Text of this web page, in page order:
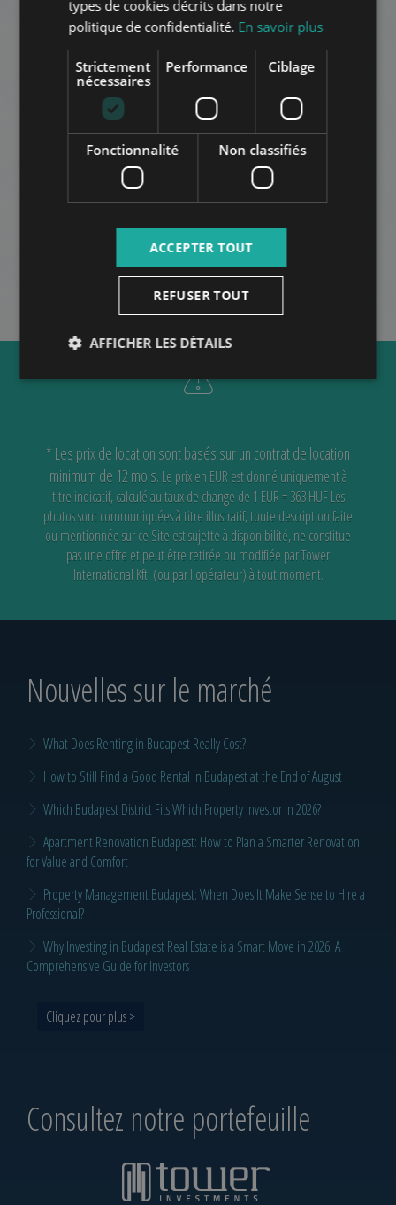
SZALAMANDRA KÖZ
Montant du loyer: 1.016.000 HUF
Quartier 2 • 3 chambres • 126 m
AUTRES
* Les prix de location sont basés sur un contrat de location
minimum de 12 mois. Le prix en EUR est donné uniquement à
titre indicatif, calculé au taux de change de 1 EUR = 363 HUFLes
photos sont communiquées à titre illustratif, toute description faite
ou mentionnée sur ce Site est sujette à disponibilité,ne constitue
pas une offre et peut être retirée ou modifiée par Tower
International Kft. (ou par l'opérateur) à tout moment.
Nouvelles sur le marché
What Does Renting in Budapest Really Cost?
How to Still Find a Good Rental in Budapest at the End of August
Which Budapest District Fits Which Property Investor in 2026?
Apartment Renovation Budapest: How to Plan a Smarter Renovation
for Value and Comfort
Property Management Budapest: When Does It Make Sense to Hire a
Professional?
Why Investing in Budapest Real Estate is a Smart Move in 2026: A
Comprehensive Guide for Investors
Cliquez pour plus >
Consultez notre portefeuille
RUSSIAN
ARABIC
types de cookies décrits dans notre
politique de confidentialité. En savoir plus
Strictement
nécessaires
Performance Ciblage
Fonctionnalité Non classifiés
ACCEPTER TOUT
REFUSER TOUT
AFFICHER LES DÉTAILS